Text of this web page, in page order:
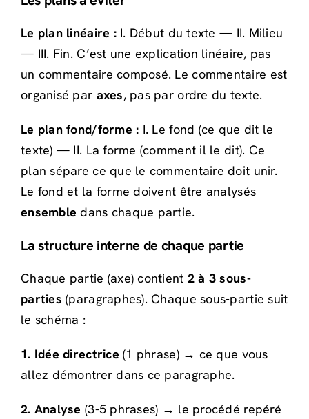
Le plan linéaire :I. Début du texte — II. Milieu
— III. Fin. C’est une explication linéaire, pas
un commentaire composé. Le commentaire est
organisé par axes, pas par ordre du texte.
Le plan fond/forme : I. Le fond (ce que dit le
texte) — II. La forme (comment il le dit). Ce
plan sépare ce que le commentaire doit unir.
Le fond et la forme doivent être analysés
ensemble dans chaque partie.
La structure interne de chaque partie
Chaque partie (axe) contient 2 à 3 sous-
parties (paragraphes). Chaque sous-partie suit
le schéma :
1. Idée directrice (1 phrase) → ce que vous
allez démontrer dans ce paragraphe.
2. Analyse (3-5 phrases) → le procédé repéré